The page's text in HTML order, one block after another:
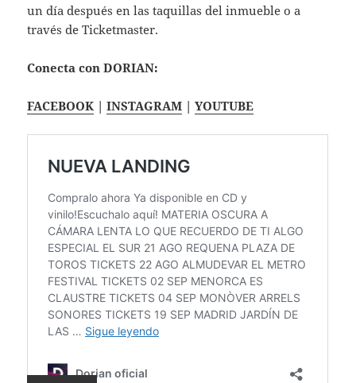
un día después en las taquillas del inmueble o a
través de Ticketmaster.
Conecta con DORIAN:
FACEBOOK |INSTAGRAM |YOUTUBE